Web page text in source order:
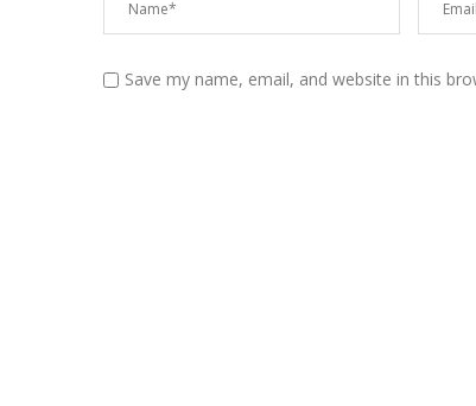
Save my name, email, and website in this